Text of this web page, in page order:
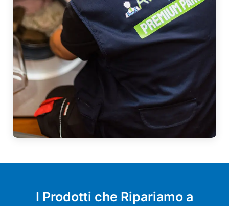
I Prodotti che Ripariamo a